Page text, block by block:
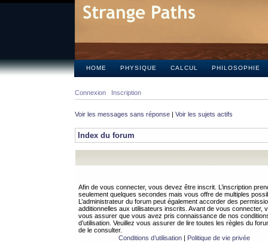
HOME PHYSIQUE CALCUL PHILOSOPHIE
Connexion Inscription
Voir les messages sans réponse | Voir les sujets actifs
Index du forum
Afin de vous connecter, vous devez être inscrit. L’inscription
seulement quelques secondes mais vous offre de multiples
L’administrateur du forum peut également accorder des
additionnelles aux utilisateurs inscrits. Avant de vous connecter,
vous assurer que vous avez pris connaissance de nos
d’utilisation. Veuillez vous assurer de lire toutes les règles du
de le consulter.
Conditions d’utilisation| Politique de vie privée